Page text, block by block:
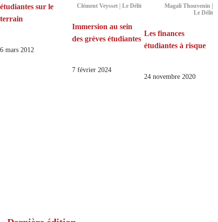
étudiantes sur le
terrain
6 mars 2012
Clément Veysset | Le Délit
Immersion au sein
des grèves étudiantes
7 février 2024
Magali Thouvenin |
Le Délit
Les finances
étudiantes à risque
24 novembre 2020